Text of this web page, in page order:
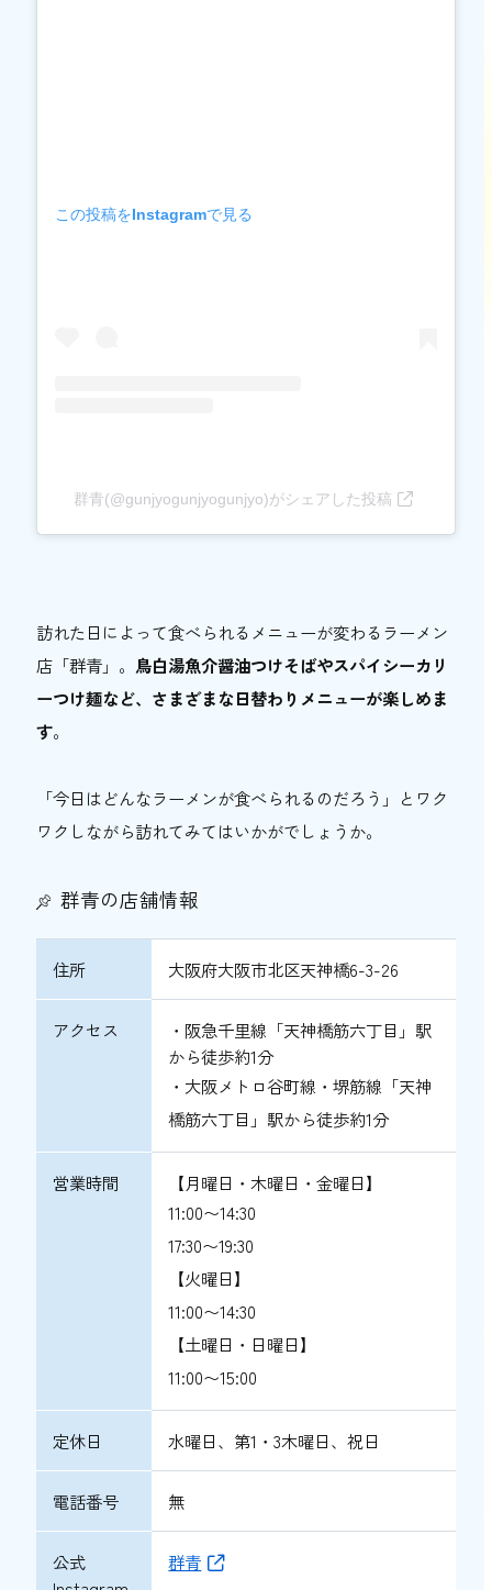
この投稿をInstagramで見る
群青(@gunjyogunjyogunjyo)がシェアした投稿
訪れた日によって食べられるメニューが変わるラーメン
店「群青」。 鳥白湯魚介醤油つけそばやスパイシーカリ
ーつけ麺など、さまざまな日替わりメニューが楽しめま
す。
「今日はどんなラーメンが食べられるのだろう」とワク
ワクしながら訪れてみてはいかがでしょうか。
群青の店舗情報
住所 大阪府大阪市北区天神橋6-3-26
アクセス
・阪急千里線「天神橋筋六丁目」駅
から徒歩約1分
・大阪メトロ谷町線・堺筋線「天神
橋筋六丁目」駅から徒歩約1分
営業時間
【月曜日・木曜日・金曜日】
11:00〜14:30
17:30〜19:30
【火曜日】
11:00〜14:30
【土曜日・日曜日】
11:00〜15:00
定休日 水曜日、第1・3木曜日、祝日
電話番号 無
公式
群青